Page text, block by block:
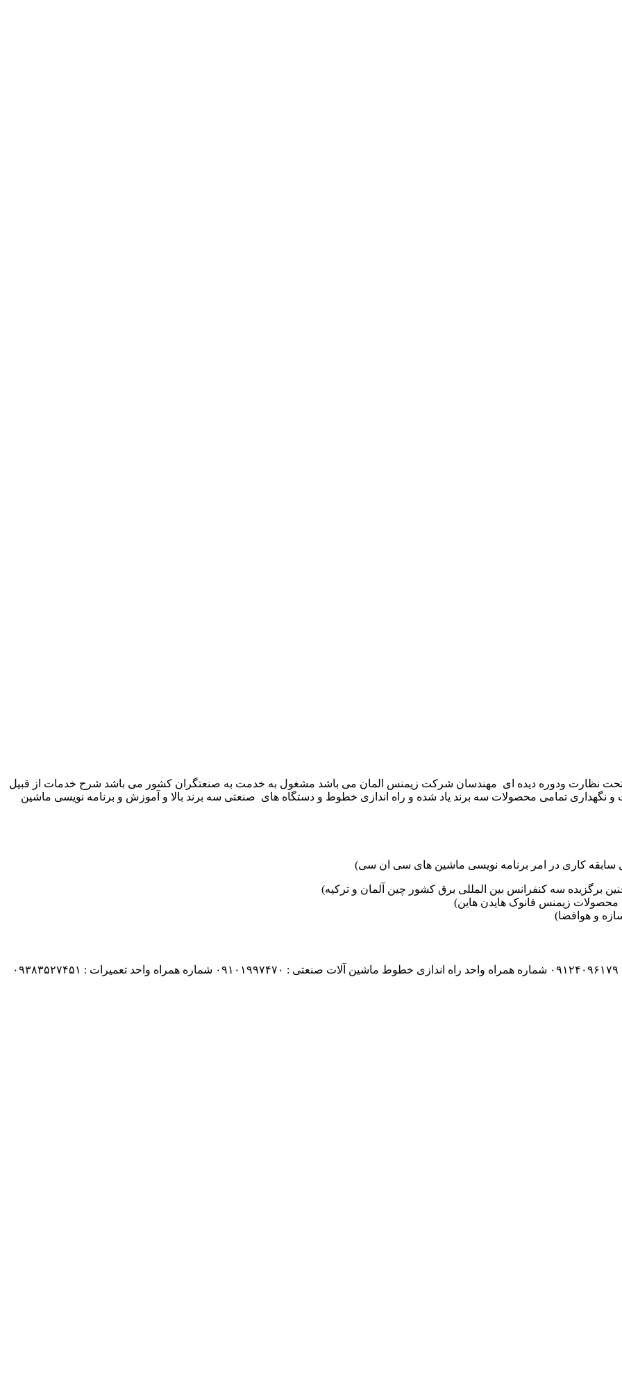
تکنوست با مدیریت مهندس علی فرخانی که از سال ۱۳۶۵ تحت نظارت ودوره دیده ای مهندسان شرکت زیمنس المان می باشد مشغول به خدمت به صنعتگران کشور می باشد شرح خدمات از قبیل
نگهداری تمامی محصولات سه برند یاد شده و راه اندازی خطوط و دستگاه های صنعتی سه برند بالا و آموزش و برنامه نویسی ماشین
برگزیده سه کنفرانس بین المللی برق کشور چین آلمان و ترکیه)
زیمنس فانوک هایدن هاین)
و هوافضا)